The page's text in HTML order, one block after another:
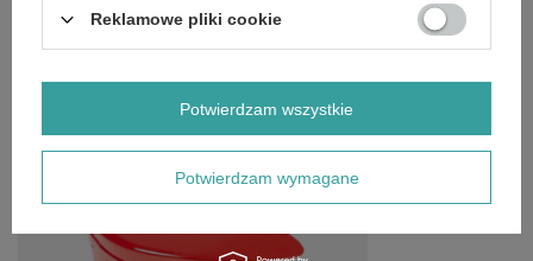
(0)
OSTATNIO OGLĄDANE
Reklamowe pliki cookie
Potwierdzam wymagane
Potwierdzam wszystkie